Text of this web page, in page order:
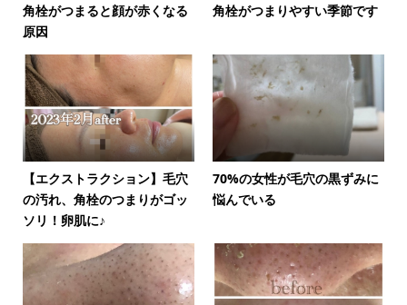
角栓がつまると顔が赤くなる
原因
角栓がつまりやすい季節です
【エクストラクション】毛穴
の汚れ、角栓のつまりがゴッ
ソリ！卵肌に♪
70%の女性が毛穴の黒ずみに
悩んでいる